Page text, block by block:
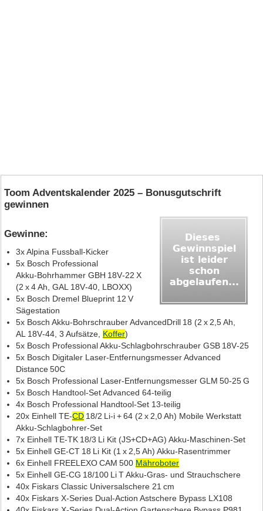
Toom Adventskalender 2025 – Bonusgutschrift
gewinnen
Gewinne:
3x Alpina Fussball‑Kicker
5x Bosch Professional
Akku‑Bohrhammer GBH 18V‑22 X
(2 x 4 Ah, GAL 18V‑40, LBOXX)
5x Bosch Dremel Blueprint 12 V
Sägestation
5x Bosch Akku‑Bohrschrauber AdvancedDrill 18 (2 x 2,5 Ah,
AL 18V‑44, 3 Aufsätze, Koffer)
5x Bosch Professional Akku‑Schlagbohrschrauber GSB 18V‑25
5x Bosch Digitaler Laser‑Entfernungsmesser Advanced
Distance 50C
5x Bosch Professional Laser‑Entfernungsmesser GLM 50‑25 G
5x Bosch Handtool‑Set Advanced 64‑teilig
4x Bosch Professional Handtool‑Set 13‑teilig
20x Einhell TE‑CD 18/2 Li‑i + 64 (2 x 2,0 Ah) Mobile Werkstatt
Akku‑Schlagbohrer‑Set
7x Einhell TE‑TK 18/3 Li Kit (JS+CD+AG) Akku‑Maschinen‑Set
5x Einhell GE‑CT 18 Li Kit (1 x 2,5 Ah) Akku‑Rasentrimmer
6x Einhell FREELEXO CAM 500 Mähroboter
5x Einhell GE‑CG 18/100 Li T Akku‑Gras‑ und Strauchschere
40x Fiskars Classic Universalschere 21 cm
40x Fiskars X‑Series Dual‑Action Astschere Bypass LX108